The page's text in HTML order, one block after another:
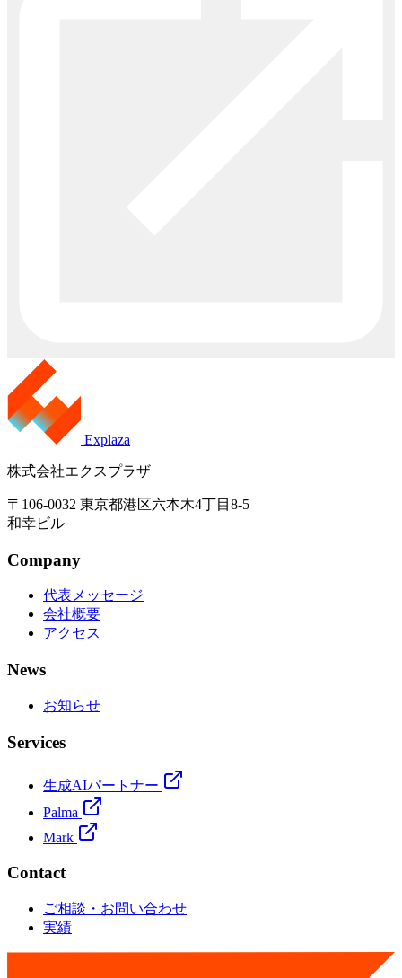
Explaza
株式会社エクスプラザ
〒106-0032 東京都港区六本木4丁目8-5
和幸ビル
Company
代表メッセージ
会社概要
アクセス
News
お知らせ
Services
生成AIパートナー
Palma
Mark
Contact
ご相談・お問い合わせ
実績